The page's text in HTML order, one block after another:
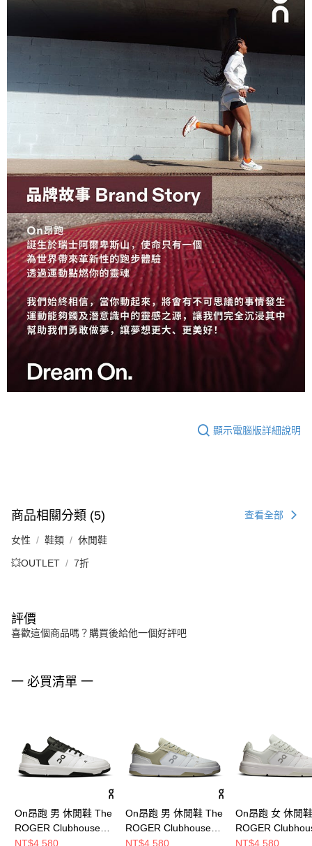
顯示電腦版詳細說明
商品相關分類 (5) 查看全部
女性 鞋類 休閒鞋
💥OUTLET 7折
評價
喜歡這個商品嗎？購買後給他一個好評吧
一 必買清單 一
On昂跑 男 休閒鞋 The
ROGER Clubhouse
白/黑
NT$4,580
On昂跑 男 休閒鞋 The
ROGER Clubhouse
白/綠
NT$4,580
On昂跑 女 休閒
ROGER
白/冰川灰
NT$4,580